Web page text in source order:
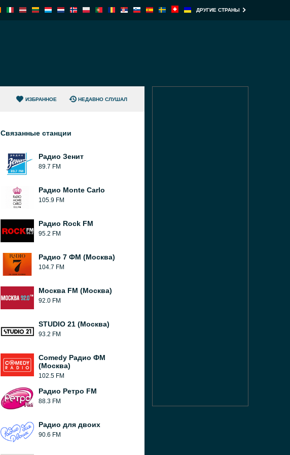
ДРУГИЕ СТРАНЫ
ИЗБРАННОЕ НЕДАВНО СЛУШАЛ
Связанные станции
Радио Зенит
89.7 FM
Радио Monte Carlo
105.9 FM
Радио Rock FM
95.2 FM
Радио 7 ФМ (Москва)
104.7 FM
Москва FM (Москва)
92.0 FM
STUDIO 21 (Москва)
93.2 FM
Comedy Радио ФМ
(Москва)
102.5 FM
Радио Ретро FM
88.3 FM
Радио для двоих
90.6 FM